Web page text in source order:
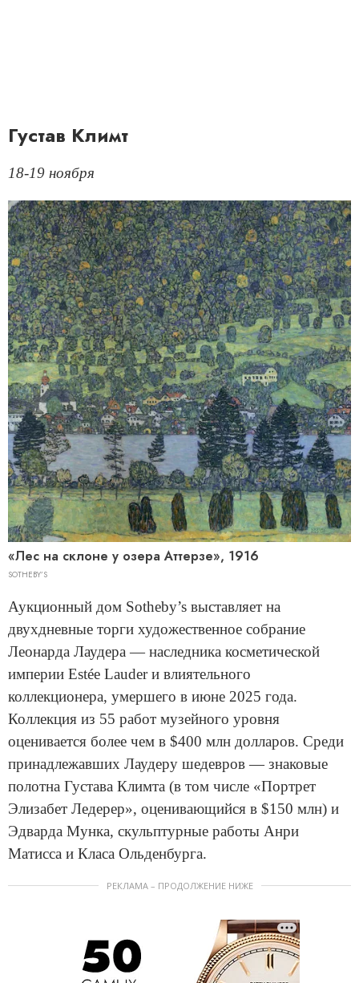
Густав Климт
18-19 ноября
«Лес на склоне у озера Аттерзе», 1916
SOTHEBY’S
Аукционный дом Sotheby’s выставляет на
двухдневные торги художественное собрание
Леонарда Лаудера — наследника косметической
империи Estée Lauder и влиятельного
коллекционера, умершего в июне 2025 года.
Коллекция из 55 работ музейного уровня
оценивается более чем в $400 млн долларов. Среди
принадлежавших Лаудеру шедевров — знаковые
полотна Густава Климта (в том числе «Портрет
Элизабет Ледерер», оценивающийся в $150 млн) и
Эдварда Мунка, скульптурные работы Анри
Матисса и Класа Ольденбурга.
РЕКЛАМА – ПРОДОЛЖЕНИЕ НИЖЕ